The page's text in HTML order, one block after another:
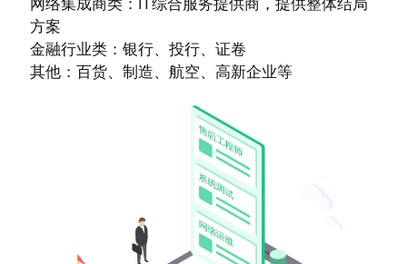
方案
金融行业类：银行、投行、证卷
其他：百货、制造、航空、高新企业等